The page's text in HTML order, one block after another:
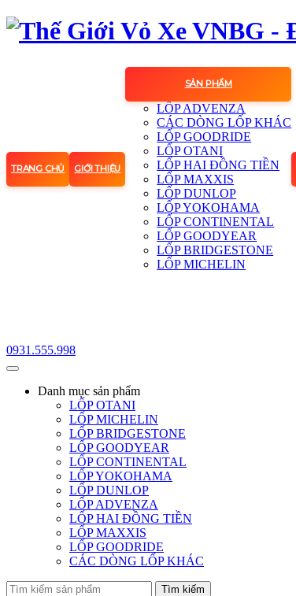
TRANG CHỦ GIỚI THIỆU
SẢN PHẨM
LỐP ADVENZA
CÁC DÒNG LỐP KHÁC
LỐP GOODRIDE
LỐP OTANI
LỐP HAI ĐỒNG TIỀN
LỐP MAXXIS
LỐP DUNLOP
LỐP YOKOHAMA
LỐP CONTINENTAL
LỐP GOODYEAR
LỐP BRIDGESTONE
LỐP MICHELIN
0931.555.998
Danh mục sản phẩm
LỐP OTANI
LỐP MICHELIN
LỐP BRIDGESTONE
LỐP GOODYEAR
LỐP CONTINENTAL
LỐP YOKOHAMA
LỐP DUNLOP
LỐP ADVENZA
LỐP HAI ĐỒNG TIỀN
LỐP MAXXIS
LỐP GOODRIDE
CÁC DÒNG LỐP KHÁC
Tìm kiếm